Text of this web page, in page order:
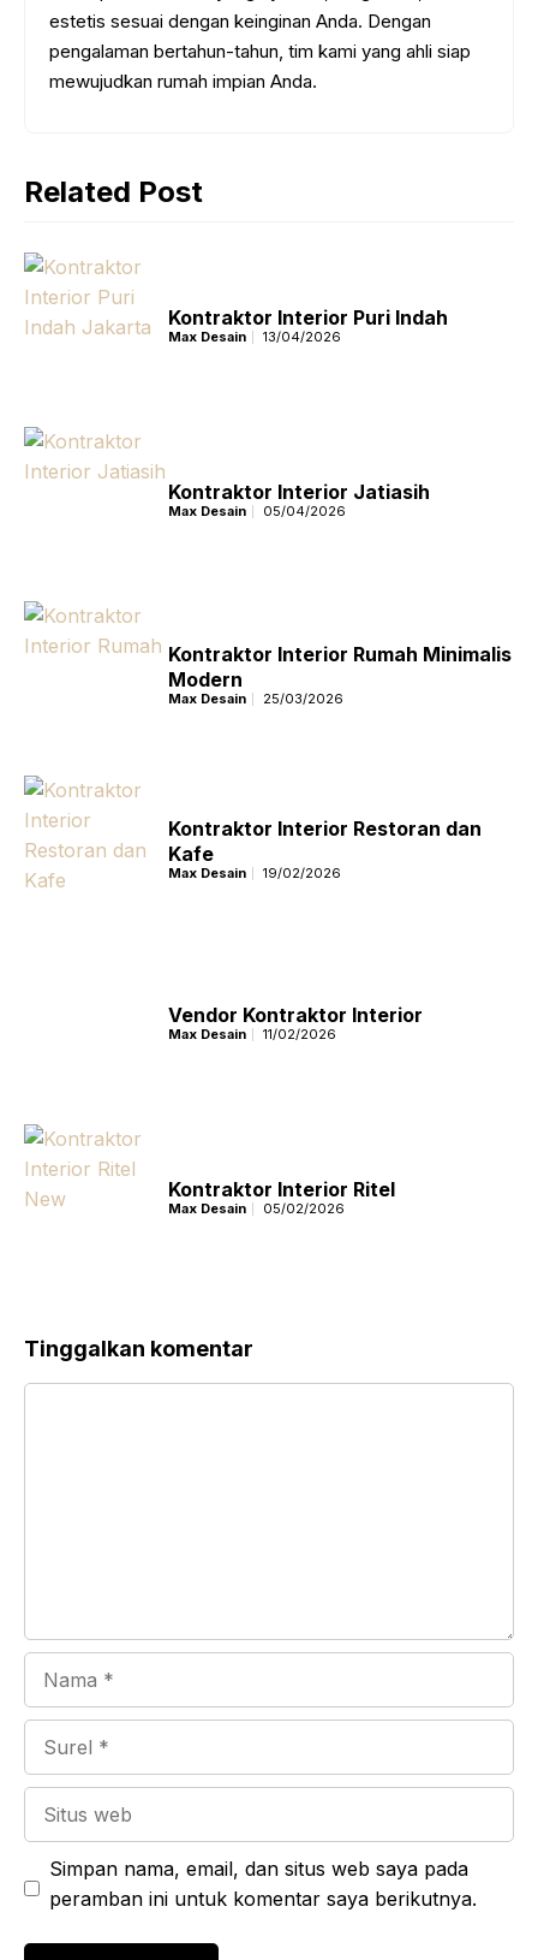
estetis sesuai dengan keinginan Anda. Dengan
pengalaman bertahun-tahun, tim kami yang ahli siap
mewujudkan rumah impian Anda.
Related Post
Kontraktor Interior Puri Indah
Max Desain 13/04/2026
Kontraktor Interior Jatiasih
Max Desain 05/04/2026
Kontraktor Interior Rumah Minimalis
Modern
Max Desain 25/03/2026
Kontraktor Interior Restoran dan
Kafe
Max Desain 19/02/2026
Vendor Kontraktor Interior
Max Desain 11/02/2026
Kontraktor Interior Ritel
Max Desain 05/02/2026
Tinggalkan komentar
Simpan nama, email, dan situs web saya pada
peramban ini untuk komentar saya berikutnya.